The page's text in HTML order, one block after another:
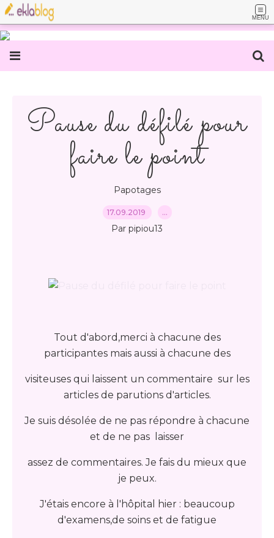
MENU
Pause du défilé pour
faire le point
Papotages
17.09.2019 …
Par pipiou13
Tout d'abord,merci à chacune des
participantes mais aussi à chacune des
visiteuses qui laissent un commentaire sur les
articles de parutions d'articles.
Je suis désolée de ne pas répondre à chacune
et de ne pas laisser
assez de commentaires. Je fais du mieux que
je peux.
J'étais encore à l'hôpital hier : beaucoup
d'examens,de soins et de fatigue